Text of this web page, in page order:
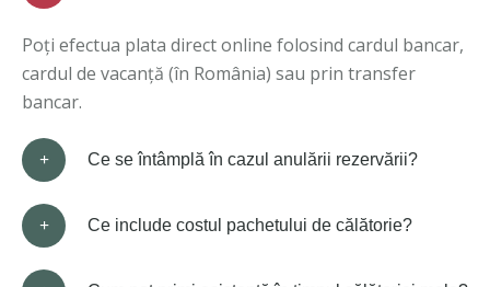
Poți efectua plata direct online folosind cardul bancar,
cardul de vacanță (în România) sau prin transfer
bancar.
Ce se întâmplă în cazul anulării rezervării?
Ce include costul pachetului de călătorie?